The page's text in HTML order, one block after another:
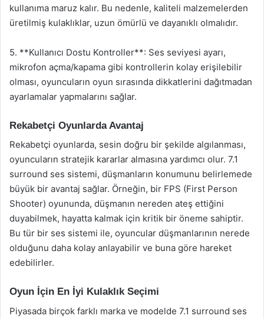
kullanıma maruz kalır. Bu nedenle, kaliteli malzemelerden
üretilmiş kulaklıklar, uzun ömürlü ve dayanıklı olmalıdır.
5. **Kullanıcı Dostu Kontroller**: Ses seviyesi ayarı,
mikrofon açma/kapama gibi kontrollerin kolay erişilebilir
olması, oyuncuların oyun sırasında dikkatlerini dağıtmadan
ayarlamalar yapmalarını sağlar.
Rekabetçi Oyunlarda Avantaj
Rekabetçi oyunlarda, sesin doğru bir şekilde algılanması,
oyuncuların stratejik kararlar almasına yardımcı olur. 7.1
surround ses sistemi, düşmanların konumunu belirlemede
büyük bir avantaj sağlar. Örneğin, bir FPS (First Person
Shooter) oyununda, düşmanın nereden ateş ettiğini
duyabilmek, hayatta kalmak için kritik bir öneme sahiptir.
Bu tür bir ses sistemi ile, oyuncular düşmanlarının nerede
olduğunu daha kolay anlayabilir ve buna göre hareket
edebilirler.
Oyun İçin En İyi Kulaklık Seçimi
Piyasada birçok farklı marka ve modelde 7.1 surround ses